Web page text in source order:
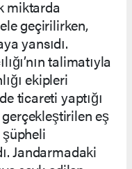
miktarda
geçirilirken,
yansıdı.
talimatıyla
ekipleri
ticareti yaptığı
eş
Jandarmadaki